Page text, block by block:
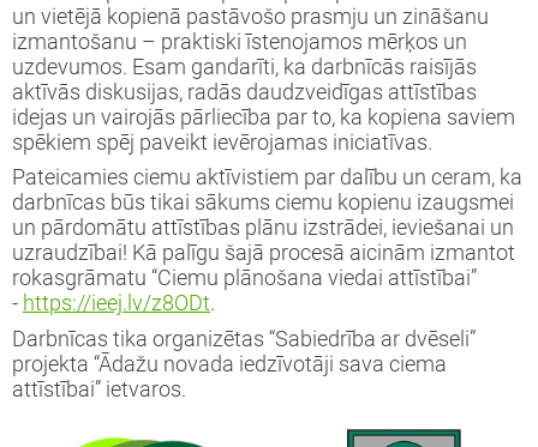
un vietējā kopienā pastāvošo prasmju un zināšanu
izmantošanu – praktiski īstenojamos mērķos un
uzdevumos. Esam gandarīti, ka darbnīcās raisījās
aktīvās diskusijas, radās daudzveidīgas attīstības
idejas un vairojās pārliecība par to, ka kopiena saviem
spēkiem spēj paveikt ievērojamas iniciatīvas.
Pateicamies ciemu aktīvistiem par dalību un ceram, ka
darbnīcas būs tikai sākums ciemu kopienu izaugsmei
un pārdomātu attīstības plānu izstrādei, ieviešanai un
uzraudzībai! Kā palīgu šajā procesā aicinām izmantot
rokasgrāmatu “Ciemu plānošana viedai attīstībai”
- https://ieej.lv/z8ODt.
Darbnīcas tika organizētas “Sabiedrība ar dvēseli”
projekta “Ādažu novada iedzīvotāji sava ciema
attīstībai” ietvaros.
un rekvizīti
projekti
semināri
“LEADER pieejas īstenošana 2009-
(ELFLA)”
“LEADER pieejas īstenošana 2009-
(EZF)”
projekti
iesniegumu veidlapas
semināri
iesniegumu vērtēšanas rezultāti
apstiprinātie projekti